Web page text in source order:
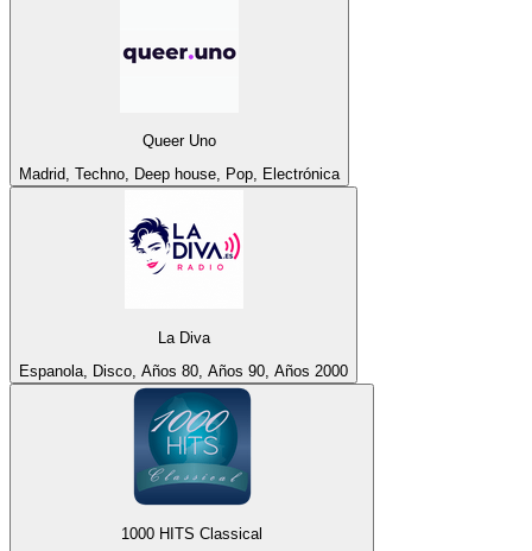
Queer Uno
Madrid, Techno, Deep house, Pop, Electrónica
La Diva
Espanola, Disco, Años 80, Años 90, Años 2000
1000 HITS Classical